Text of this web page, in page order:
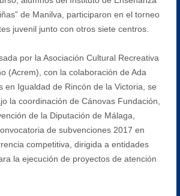
de Manilva, participaron en el torneo
juvenil junto con otros siete centros.
por la Asociación Cultural Recreativa
(Acrem), con la colaboración de Ada
en Igualdad de Rincón de la Victoria, se
la coordinación de Cánovas Fundación,
de la Diputación de Málaga,
de subvenciones 2017 en
competitiva, dirigida a entidades
la ejecución de proyectos de atención